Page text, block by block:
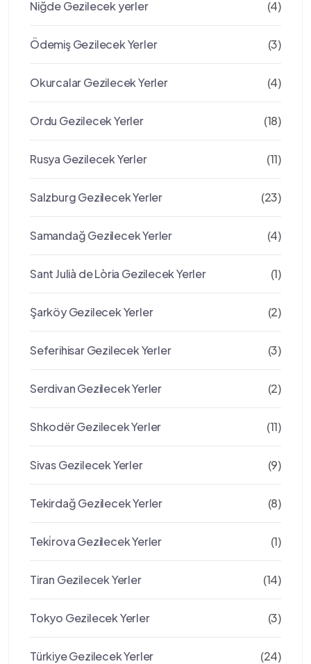
Niğde Gezilecek yerler (4)
Ödemiş Gezilecek Yerler (3)
Okurcalar Gezilecek Yerler (4)
Ordu Gezilecek Yerler (18)
Rusya Gezilecek Yerler (11)
Salzburg Gezilecek Yerler (23)
Samandağ Gezilecek Yerler (4)
Sant Julià de Lòria Gezilecek Yerler (1)
Şarköy Gezilecek Yerler (2)
Seferihisar Gezilecek Yerler (3)
Serdivan Gezilecek Yerler (2)
Shkodër Gezilecek Yerler (11)
Sivas Gezilecek Yerler (9)
Tekirdağ Gezilecek Yerler (8)
Teki̇rova Gezilecek Yerler (1)
Tiran Gezilecek Yerler (14)
Tokyo Gezilecek Yerler (3)
Türkiye Gezilecek Yerler (24)